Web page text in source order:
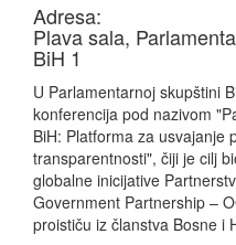
Adresa:
Plava sala,
BiH 1
U Parlamentarnoj skupštini
konferencija pod nazivom
BiH: Platforma za usvajanje
transparentnosti", čiji je cilj
globalne inicijative
Government Partnership –
proističu iz članstva Bosne i